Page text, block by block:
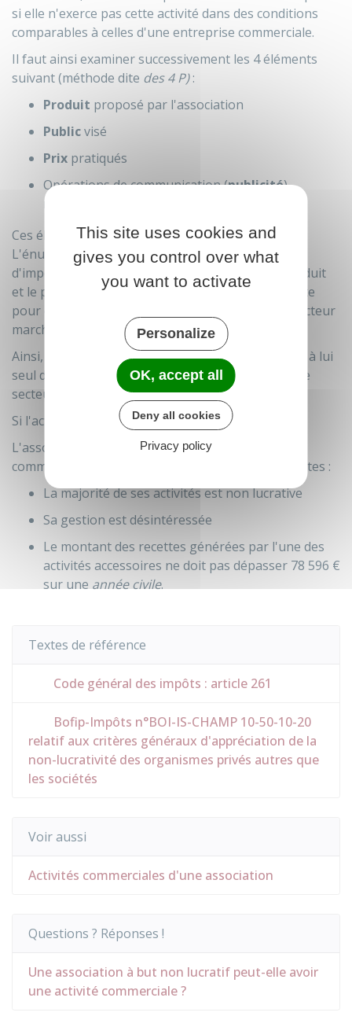
si elle n'exerce pas cette activité dans des conditions
comparables à celles d'une entreprise commerciale.
Il faut ainsi examiner successivement les 4 éléments
suivant (méthode dite des 4 P):
Produit proposé par l'association
Publicvisé
Prix pratiqués
Opérations de communication (publicité)
Ces éléments n'ont pas tous la même importance.
L'énumération ci-dessus les classe par ordre
d'importance décroissante, c'est-à-dire que le produit
et le public visé ont une importance prépondérante
pour déterminer si l'association concurrence le secteur
marchand.
Ainsi, le critère de publicité ne peut pas permettre à lui
seul de conclure qu'une association concurrence le
secteur privé.
Si l'activité lucrative est accessoire
L'association peut être exonérée des impôts
commerciaux si elle remplit les 3 conditions suivantes :
La majorité de ses activités est non lucrative
Sa gestion est désintéressée
Le montant des recettes générées par l'une des
activités accessoires ne doit pas dépasser 78 596 €
sur une année civile.
Textes de référence
Code général des impôts : article 261
Bofip-Impôts n°BOI-IS-CHAMP 10-50-10-20
relatif aux critères généraux d'appréciation de la
non-lucrativité des organismes privés autres que
les sociétés
Voir aussi
Activités commerciales d'une association
Questions ? Réponses !
Une association à but non lucratif peut-elle avoir
une activité commerciale ?
This site uses cookies and
gives you control over what
you want to activate
Personalize
OK, accept all
Deny all cookies
Privacy policy